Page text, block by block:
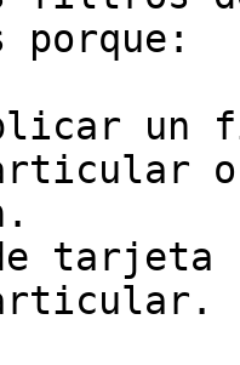
porque:
un
o
tarjeta